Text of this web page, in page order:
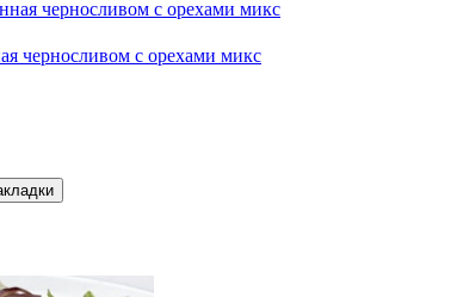
черносливом с орехами микс